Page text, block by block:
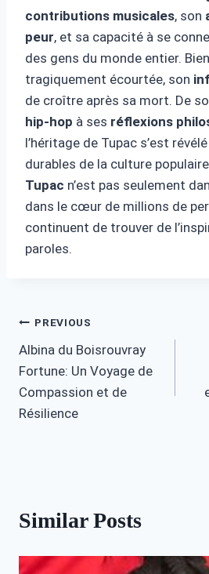
contributions musicales, son
peur, et sa capacité à se
des gens du monde entier.
tragiquement écourtée, son
de croître après sa mort. De
hip-hop à ses réflexions
l’héritage de Tupac s’est
durables de la culture
Tupac n’est pas seulement
dans le cœur de millions de
continuent de trouver de
paroles.
Post
navigation
PREVIOUS
Albina du Boisrouvray
Fortune: Un Voyage de
Compassion et de
Résilience
Similar Posts